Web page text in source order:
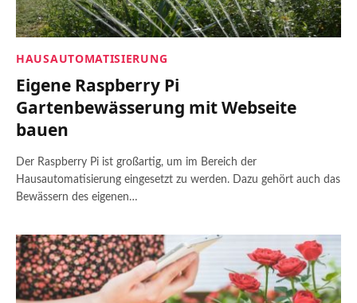
HAUSAUTOMATISIERUNG
Eigene Raspberry Pi
Gartenbewässerung mit Webseite
bauen
Der Raspberry Pi ist großartig, um im Bereich der
Hausautomatisierung eingesetzt zu werden. Dazu gehört auch das
Bewässern des eigenen…